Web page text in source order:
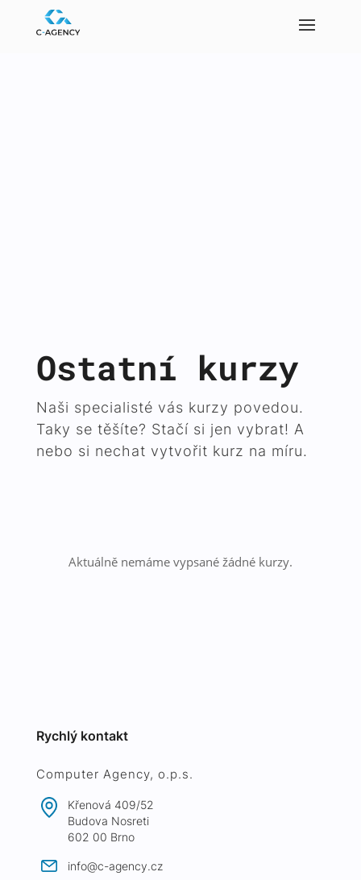
Ostatní kurzy
Naši specialisté vás kurzy povedou.
Taky se těšíte? Stačí si jen vybrat! A
nebo si nechat vytvořit kurz na míru.
Aktuálně nemáme vypsané žádné kurzy.
Rychlý kontakt
Computer Agency, o.p.s.
Křenová 409/52
Budova Nosreti
602 00 Brno
info@c-agency.cz